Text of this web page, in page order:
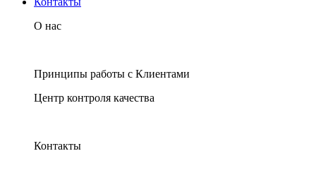
О нас
Принципы работы с Клиентами
Центр контроля качества
Контакты